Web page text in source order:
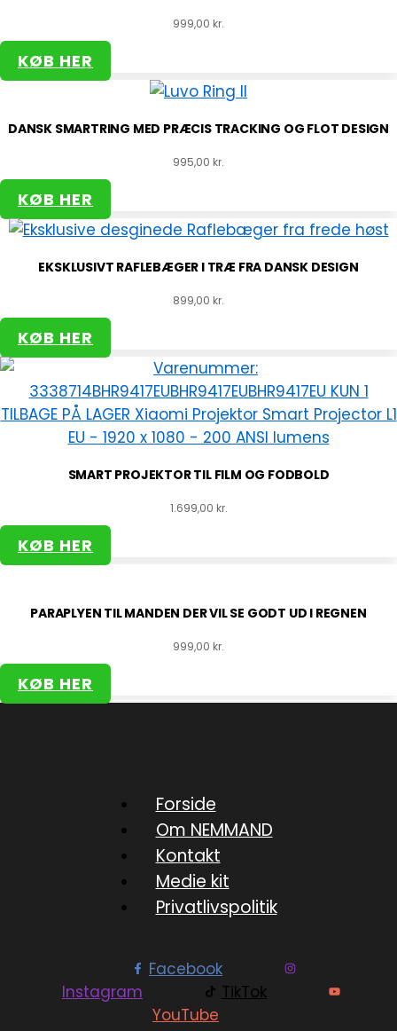
999,00 kr.
KØB HER
DANSK SMARTRING MED PRÆCIS TRACKING OG FLOT DESIGN
995,00 kr.
KØB HER
EKSKLUSIVT RAFLEBÆGER I TRÆ FRA DANSK DESIGN
899,00 kr.
KØB HER
SMART PROJEKTOR TIL FILM OG FODBOLD
1.699,00 kr.
KØB HER
PARAPLYEN TIL MANDEN DER VIL SE GODT UD I REGNEN
999,00 kr.
KØB HER
Forside
Om NEMMAND
Kontakt
Medie kit
Privatlivspolitik
Facebook
Instagram
TikTok
YouTube